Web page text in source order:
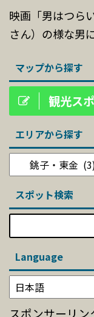
映画「男はつら
さん）の様な男
マップから探す
観光ス
エリアから探す
スポット検索
Language
スポンサーリン